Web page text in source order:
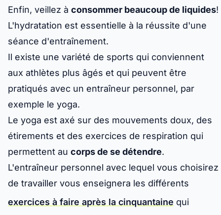
Enfin, veillez à consommer beaucoup de liquides!
L'hydratation est essentielle à la réussite d'une
séance d'entraînement.
Il existe une variété de sports qui conviennent
aux athlètes plus âgés et qui peuvent être
pratiqués avec un entraîneur personnel, par
exemple le yoga.
Le yoga est axé sur des mouvements doux, des
étirements et des exercices de respiration qui
permettent au corps de se détendre.
L'entraîneur personnel avec lequel vous choisirez
de travailler vous enseignera les différents
exercices à faire après la cinquantaine qui